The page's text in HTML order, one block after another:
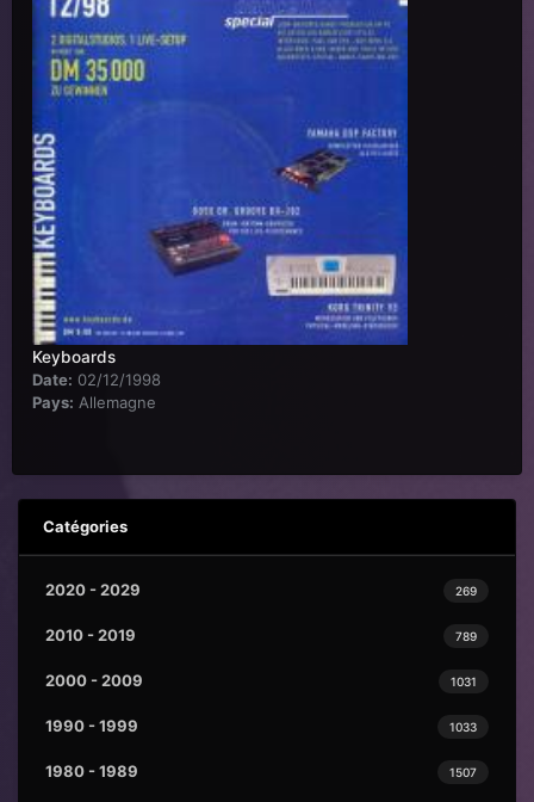
Keyboards
Date: 02/12/1998
Pays: Allemagne
Catégories
269
2020 - 2029
789
2010 - 2019
1031
2000 - 2009
1033
1990 - 1999
1507
1980 - 1989